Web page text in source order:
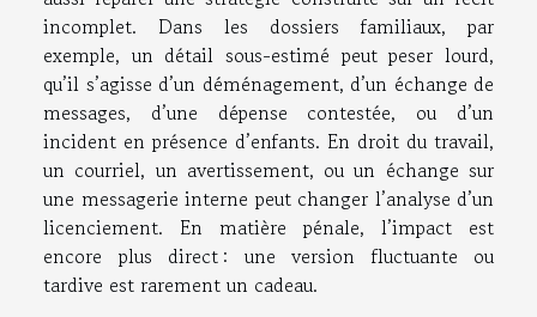
incomplet. Dans les dossiers familiaux, par
exemple, un détail sous-estimé peut peser lourd,
qu’il s’agisse d’un déménagement, d’un échange de
messages, d’une dépense contestée, ou d’un
incident en présence d’enfants. En droit du travail,
un courriel, un avertissement, ou un échange sur
une messagerie interne peut changer l’analyse d’un
licenciement. En matière pénale, l’impact est
encore plus direct : une version fluctuante ou
tardive est rarement un cadeau.